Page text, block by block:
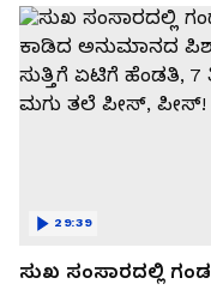
ಸುಖ ಸಂಸಾರದಲ್ಲಿ
29:39